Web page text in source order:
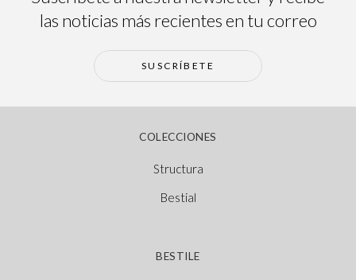
las noticias más recientes en tu correo
SUSCRÍBETE
COLECCIONES
Structura
Bestial
BESTILE